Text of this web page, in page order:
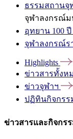
ธรรมสถานจุ
จุฬาลงกรณ์ม
อุทยาน 100
จุฬาลงกรณ์
Highlights
ข่าวสารทั้งห
ข่าวจุฬาฯ
ปฏิทินกิจกรร
ข่าวสารและกิจกร